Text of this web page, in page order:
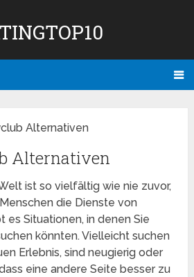
Alternativen
Alternativen
ist so vielfältig wie nie zuvor,
die Dienste von
es Situationen, in denen Sie
könnten. Vielleicht suchen
Erlebnis, sind neugierig oder
eine andere Seite besser zu